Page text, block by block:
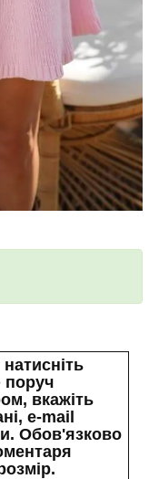
поруч
вкажіть
e-mail
Обов'язково